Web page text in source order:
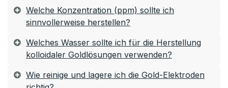
Welche Konzentration (ppm) sollte ich
sinnvollerweise herstellen?
Welches Wasser sollte ich für die Herstellung
kolloidaler Goldlösungen verwenden?
Wie reinige und lagere ich die Gold-Elektroden